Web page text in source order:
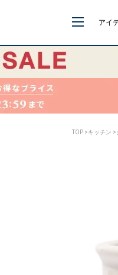
アイ
TOP >キッチン >